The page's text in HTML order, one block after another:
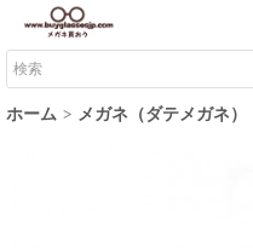
ホーム メガネ（ダテメガネ）